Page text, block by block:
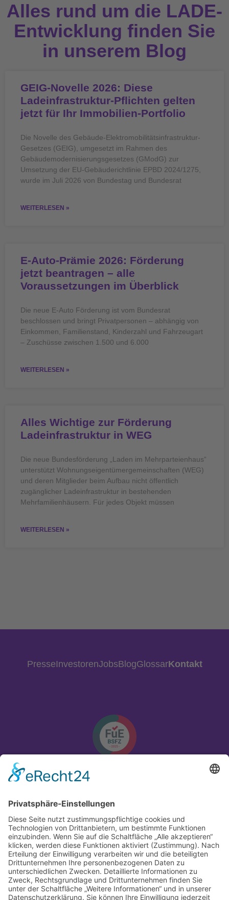
Alles rund um die LADE-
Entwicklung finden Sie
in unserem Blog
GEIG-Novelle 2026: Diese
Ladeinfrastruktur-Pflichten gelten
jetzt für Ihr Immobilien-Portfolio
Die Novelle des Gebäude-Elektromobilitätsinfrastruktur-
Gesetzes (GEIG), umgesetzt im Rahmen des
Gebäudemodernisierungsgesetzes (GModG) zur
Umsetzung der EU-Gebäuderichtlinie EPBD 2024/1275,
wurde im Juli 2026 von Bundestag und Bundesrat
WEITERLESEN »
E-Auto-Prämie 2026: Förderung
jetzt beantragen – alle
Voraussetzungen im Überblick
Die neue E-Auto Förderung ist vom Bundesrat
beschlossen und bringt Privatpersonen – abhängig von
Einkommen, Familienstand, Kinderzahl und Fahrzeugart
– Zuschüsse zwischen 1.500 und 6.000
WEITERLESEN »
Alles Wichtige zur Förderung
Ladeinfrastruktur in WEG
Die neue Bundesförderung „Laden im Mehrparteienhaus“
unterstützt Wohnungseigentümergemeinschaften (WEG)
und deren Mitglieder beim Aufbau nicht öffentlich
zugänglicher Ladeinfrastruktur in bestehenden
Mehrfamilienhäusern. Für jedes Objekt müssen
WEITERLESEN »
PresseInvestorenJobsBlogGlossarKontakt